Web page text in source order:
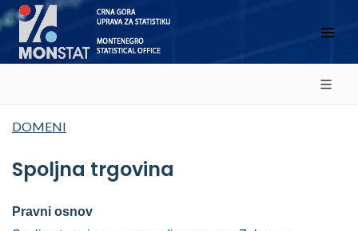
DOMENI
Spoljna trgovina
Pravni osnov